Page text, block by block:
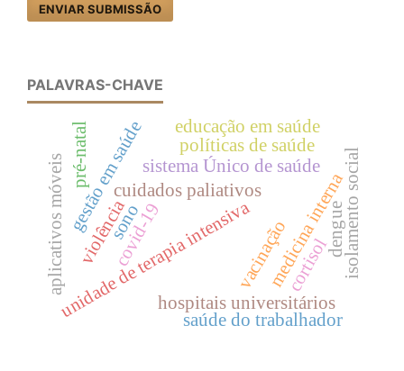
ENVIAR SUBMISSÃO
PALAVRAS-CHAVE
unidade de terapia intensiva
cuidados paliativos
sistema Único de saúde
políticas de saúde
gestão em saúde
vacinação
covid-19
hospitais universitários
medicina interna
saúde do trabalhador
sono
aplicativos móveis
educação em saúde
pré-natal
violência isolamento social
dengue
cortisol